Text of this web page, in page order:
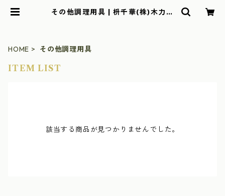
その他調理用具 | 枡千華(株)木力屋
HOME その他調理用具
ITEM LIST
該当する商品が見つかりませんでした。